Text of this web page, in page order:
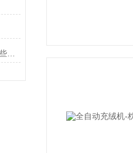
全自动灌装机稳定工作需要注意哪些方面？